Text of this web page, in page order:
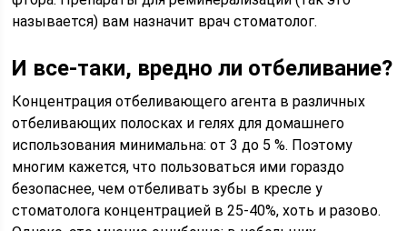
называется) вам назначит врач стоматолог.
И все-таки, вредно ли отбеливание?
Концентрация отбеливающего агента в различных
отбеливающих полосках и гелях для домашнего
использования минимальна: от 3 до 5 %. Поэтому
многим кажется, что пользоваться ими гораздо
безопаснее, чем отбеливать зубы в кресле у
стоматолога концентрацией в 25-40%, хоть и разово.